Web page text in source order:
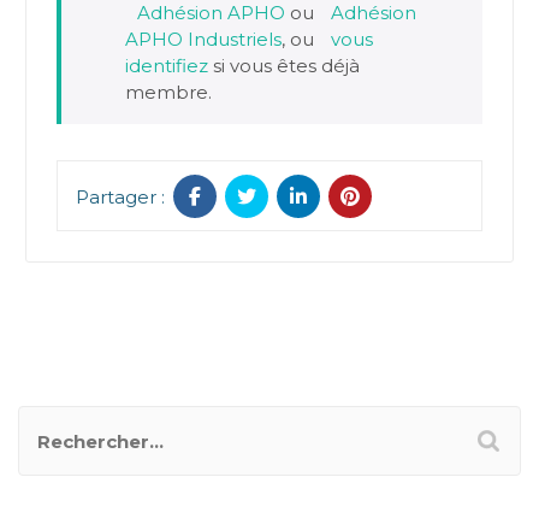
Adhésion APHO ou
Adhésion
APHO Industriels, ou
vous
identifiezsi vous êtes déjà
membre.
Partager :